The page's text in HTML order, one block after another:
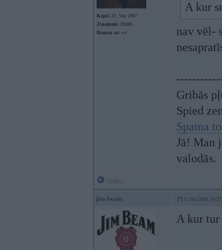
Kopš: 23. Sep 2007
Ziņojumi: 28686
Braucu ar: wv
A kur
nav vēl-
Gribās
Spied
Spama
Jā! Man
valodās.
jim-beam 21. Oct 2016, 14:27
A kur